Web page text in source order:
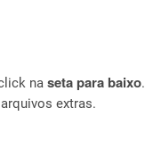
naseta para baixo.
extras.